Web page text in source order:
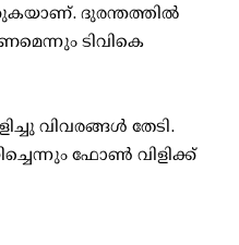
ദുരന്തത്തില്‍
ടിവികെ
വിവരങ്ങള്‍ തേടി.
ഫോണ്‍ വിളിക്ക്